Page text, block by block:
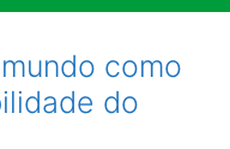
como
do